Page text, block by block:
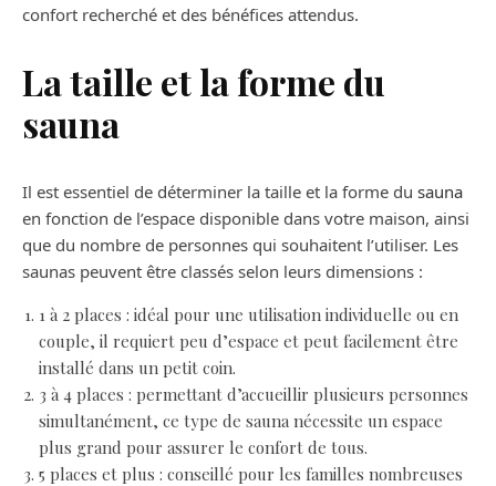
confort recherché et des bénéfices attendus.
La taille et la forme du
sauna
Il est essentiel de déterminer la taille et la forme du sauna
en fonction de l’espace disponible dans votre maison, ainsi
que du nombre de personnes qui souhaitent l’utiliser. Les
saunas peuvent être classés selon leurs dimensions :
1 à 2 places : idéal pour une utilisation individuelle ou en
couple, il requiert peu d’espace et peut facilement être
installé dans un petit coin.
3 à 4 places : permettant d’accueillir plusieurs personnes
simultanément, ce type de sauna nécessite un espace
plus grand pour assurer le confort de tous.
5 places et plus : conseillé pour les familles nombreuses